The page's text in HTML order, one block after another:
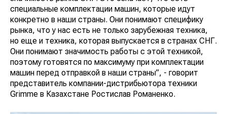
специальные комплектации машин, которые идут
конкретно в наши страны. Они понимают специфику
рынка, что у нас есть не только зарубежная техника,
но еще и техника, которая выпускается в странах СНГ.
Они понимают значимость работы с этой техникой,
поэтому готовятся по максимуму при комплектации
машин перед отправкой в наши страны”, - говорит
представитель компании-дистрибьютора техники
Grimme в Казахстане Ростислав Романенко.